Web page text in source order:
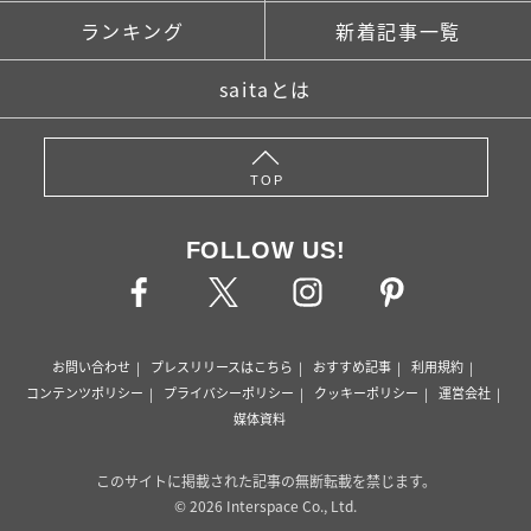
ランキング 新着記事一覧
saitaとは
TOP
FOLLOW US!
お問い合わせ プレスリリースはこちら おすすめ記事
利用規約
コンテンツポリシー
プライバシーポリシー クッキーポリシー
運営会社
媒体資料
このサイトに掲載された記事の無断転載を禁じます。
© 2026 Interspace Co., Ltd.